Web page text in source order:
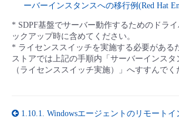
すべてのメニューを見る
- 登録情報の管理
- APIリファレンス
- ITインフラストラクチャー
ーバーインスタンスへの移行例(Red Hat
* SDPF基盤でサーバー動作するためのドラ
ックアップ時に含めてください。
* ライセンススイッチを実施する必要がある
ストアでは上記の手順内「サーバーインス
（ライセンススイッチ実施）」へすすんでく
1.10.1. Windowsエージェントのリモートイ